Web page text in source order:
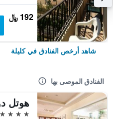
192 ﷼
شاهد أرخص الفنادق في كليلة
الفنادق الموصى بها
4 نجوم